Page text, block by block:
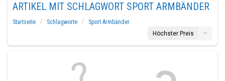
ARTIKEL MIT SCHLAGWORT SPORT ARMBÄNDER
Startseite Schlagworte
Sport Armbänder
Höchster Preis